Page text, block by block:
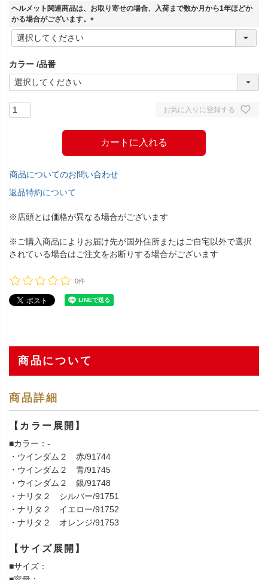
須
)
ヘルメット関連商品は、お取り寄せの場合、入荷まで数か月から1年ほどか
かる場合がございます。
(
カラー 品番
お気に入りに登録する
カートに入れる
商品についてのお問い合わせ
返品特約について
※店頭とは価格が異なる場合がございます
※ご購入商品によりお届け先が国外住所またはご自宅以外で選択
されている場合はご注文をお断りする場合がございます
0件
商品について
商品詳細
【カラー展開】
■カラー：-
・ウインダム２ 赤/91744
・ウインダム２ 青/91745
・ウインダム２ 銀/91748
・ナリタ２ シルバー/91751
・ナリタ２ イエロー/91752
・ナリタ２ オレンジ/91753
【サイズ展開】
■サイズ：